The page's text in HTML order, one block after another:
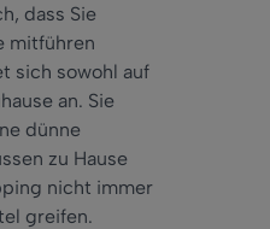
dass Sie
mitführen
sich sowohl auf
an. Sie
dünne
zu Hause
nicht immer
greifen.